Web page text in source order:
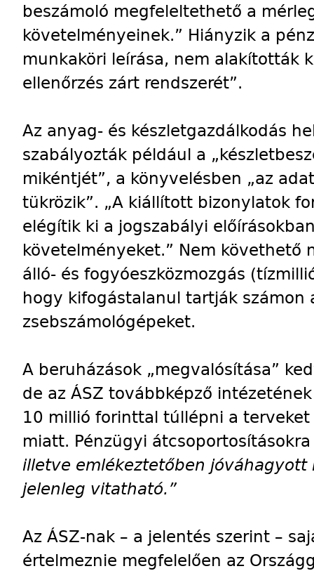
beszámoló megfeleltethető a
követelményeinek.” Hiányzik a
munkaköri leírása, nem alakították
ellenőrzés zárt rendszerét”.
Az anyag- és készletgazdálkodás
szabályozták például a
mikéntjét”, a könyvelésben „az
tükrözik”. „A kiállított bizonylatok
elégítik ki a jogszabályi
követelményeket.” Nem követhető
álló- és fogyóeszközmozgás
hogy kifogástalanul tartják számon
zsebszámológépeket.
A beruházások „megvalósítása”
de az ÁSZ továbbképző
10 millió forinttal túllépni a terveket
miatt. Pénzügyi
illetve emlékeztetőben
jelenleg vitatható.”
Az ÁSZ-nak – a jelentés szerint –
értelmeznie megfelelően az